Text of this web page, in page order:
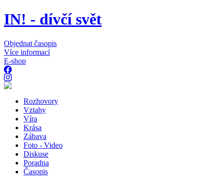
IN! - dívčí svět
Objednat časopis
Více informací
E-shop
Rozhovory
Vztahy
Víra
Krása
Zábava
Foto - Video
Diskuse
Poradna
Časopis